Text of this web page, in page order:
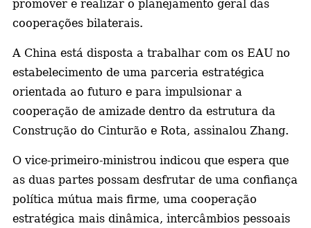
promover e realizar o planejamento geral das
cooperações bilaterais.
A China está disposta a trabalhar com os EAU no
estabelecimento de uma parceria estratégica
orientada ao futuro e para impulsionar a
cooperação de amizade dentro da estrutura da
Construção do Cinturão e Rota, assinalou Zhang.
O vice-primeiro-ministrou indicou que espera que
as duas partes possam desfrutar de uma confiança
política mútua mais firme, uma cooperação
estratégica mais dinâmica, intercâmbios pessoais